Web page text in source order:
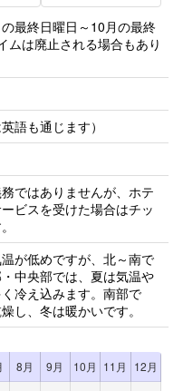
最終日曜日～10月の最終
は廃止される場合もあり
語も通じます）
ではありませんが、ホテ
ビスを受けた場合はチッ
が低めですが、北～南で
中央部では、夏は気温や
冷え込みます。南部で
し、冬は暖かいです。
8月 9月 10月 11月 12月